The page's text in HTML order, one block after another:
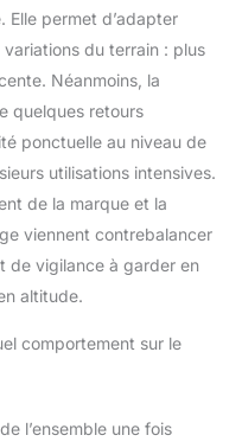
Elle permet d’adapter
du terrain : plus
Néanmoins, la
quelques retours
ponctuelle au niveau de
utilisations intensives.
de la marque et la
viennent contrebalancer
de vigilance à garder en
altitude.
comportement sur le
l’ensemble une fois